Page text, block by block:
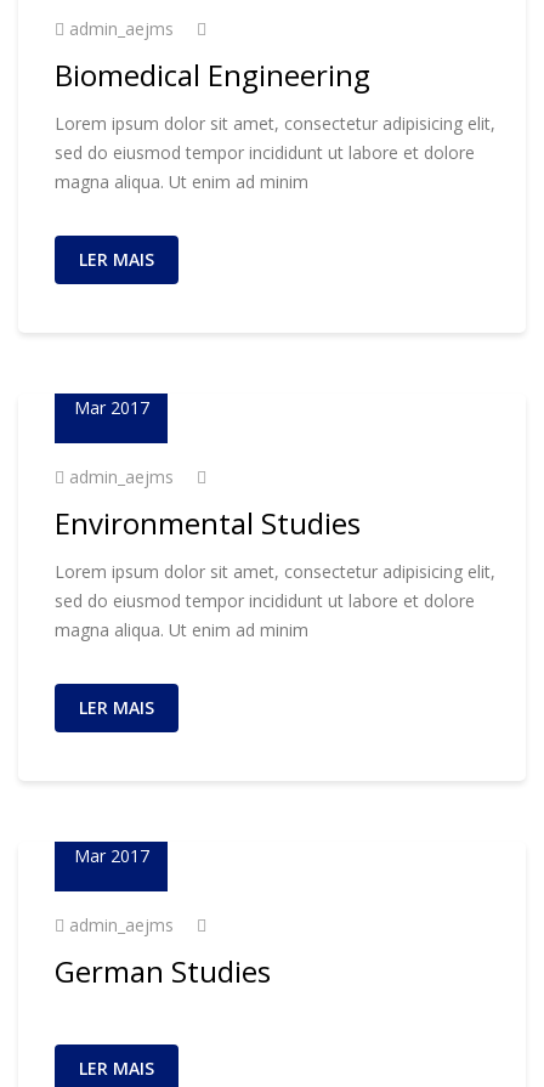
admin_aejms
Biomedical Engineering
Lorem ipsum dolor sit amet, consectetur adipisicing elit,
sed do eiusmod tempor incididunt ut labore et dolore
magna aliqua. Ut enim ad minim
LER MAIS
Mar 2017
admin_aejms
Environmental Studies
Lorem ipsum dolor sit amet, consectetur adipisicing elit,
sed do eiusmod tempor incididunt ut labore et dolore
magna aliqua. Ut enim ad minim
LER MAIS
Mar 2017
admin_aejms
German Studies
LER MAIS